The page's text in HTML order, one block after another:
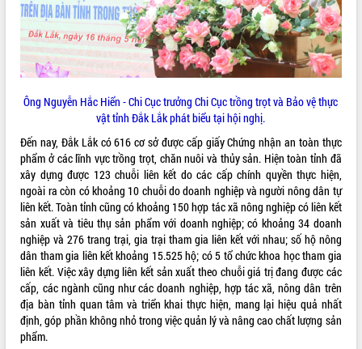
Bí thư Tỉnh ủy Lương Nguyễn Minh
Triết thăm, tặng quà người có công với
cách mạng
Rà soát, hoàn thiện hệ thống thiết chế
văn hóa, thể thao đáp ứng yêu cầu
phát triển mới
Thường trực HĐND tỉnh Đắk Lắk gặp
Minh
Lễ truy điệu và an táng hài cốt liệt sĩ
tại Nghĩa trang Liệt sĩ xã Sơn Hòa
Bàn giải pháp tháo gỡ khó khăn trong
xuất khẩu sầu riêng và triển khai quy
định EUDR
Thứ trưởng Bộ Nông nghiệp và Môi
trường Nguyễn Hoàng Hiệp khảo sát
vùng trồng và doanh nghiệp đóng gói
sầu riêng tại Đắk Lắk
Trình diễn nghệ thuật chế biến các
món ăn từ sầu riêng
LIÊN KẾT WEB
THỐNG KÊ TRUY CẬP
Hôm nay:
9226
Tất cả:
66054549
Ông Nguyễn Hắc Hiển - Chi Cục trưởng Chi Cục trồng trọt và Bảo vệ thực
vật tỉnh Đắk Lắk phát biểu tại hội nghị.
Đến nay, Đắk Lắk có 616 cơ sở được cấp giấy Chứng nhận an toàn thực
phẩm ở các lĩnh vực trồng trọt, chăn nuôi và thủy sản. Hiện toàn tỉnh đã
xây dựng được 123 chuỗi liên kết do các cấp chính quyền thực hiện,
ngoài ra còn có khoảng 10 chuỗi do doanh nghiệp và người nông dân tự
liên kết. Toàn tỉnh cũng có khoảng 150 hợp tác xã nông nghiệp có liên kết
sản xuất và tiêu thụ sản phẩm với doanh nghiệp; có khoảng 34 doanh
nghiệp và 276 trang trại, gia trại tham gia liên kết với nhau; số hộ nông
dân tham gia liên kết khoảng 15.525 hộ; có 5 tổ chức khoa học tham gia
liên kết. Việc xây dựng liên kết sản xuất theo chuỗi giá trị đang được các
cấp, các ngành cũng như các doanh nghiệp, hợp tác xã, nông dân trên
địa bàn tỉnh quan tâm và triển khai thực hiện, mang lại hiệu quả nhất
định, góp phần không nhỏ trong việc quản lý và nâng cao chất lượng sản
phẩm.